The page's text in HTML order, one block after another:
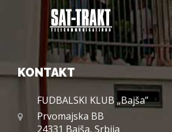
KONTAKT
FUDBALSKI KLUB „Bajša”
Prvomajska BB
24331 Bajša, Srbija